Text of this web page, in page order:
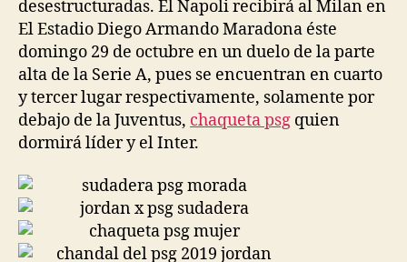
desestructuradas. El Napoli recibirá al Milan en
El Estadio Diego Armando Maradona éste
domingo 29 de octubre en un duelo de la parte
alta de la Serie A, pues se encuentran en cuarto
y tercer lugar respectivamente, solamente por
debajo de la Juventus, chaqueta psg quien
dormirá líder y el Inter.